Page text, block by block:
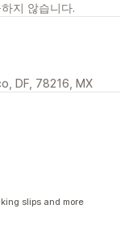
지 않습니다.
DF, 78216, MX
slips and more